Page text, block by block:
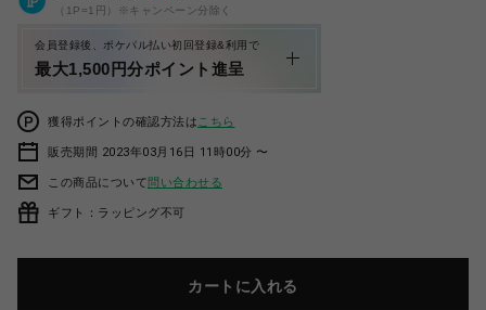
（1P=1円）※キャンペーン分除く
会員登録後、ポケパル払い初回登録&利用で
最大1,500円分ポイント進呈
獲得ポイントの確認方法は こちら
販売期間 2023年03月16日 11時00分 〜
この商品について問い合わせる
ギフト：ラッピング不可
カートに入れる